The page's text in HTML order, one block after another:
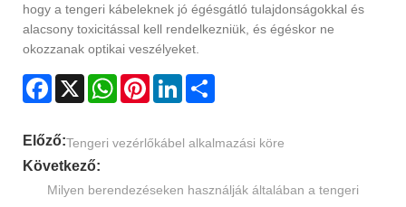
hogy a tengeri kábeleknek jó égésgátló tulajdonságokkal és
alacsony toxicitással kell rendelkezniük, és égéskor ne
okozzanak optikai veszélyeket.
Facebook
X WhatsAppPinterestLinkedIn
Előző:Tengeri vezérlőkábel alkalmazási köre
Következő:
Milyen berendezéseken használják általában a tengeri